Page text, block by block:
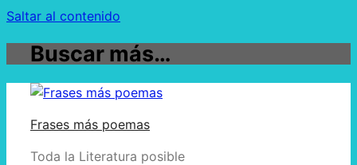
Saltar al contenido
Buscar más…
Frases más poemas
Toda la Literatura posible